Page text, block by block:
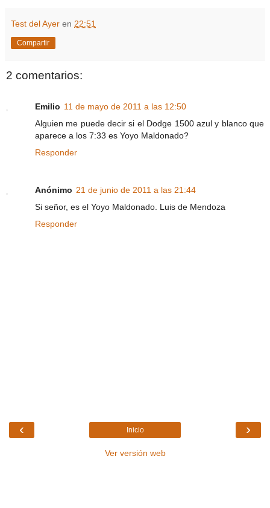
Test del Ayer en 22:51
Compartir
2 comentarios:
Emilio 11 de mayo de 2011 a las 12:50
Alguien me puede decir si el Dodge 1500 azul y blanco que
aparece a los 7:33 es Yoyo Maldonado?
Responder
Anónimo 21 de junio de 2011 a las 21:44
Si señor, es el Yoyo Maldonado. Luis de Mendoza
Responder
‹ ›
Inicio
Ver versión web